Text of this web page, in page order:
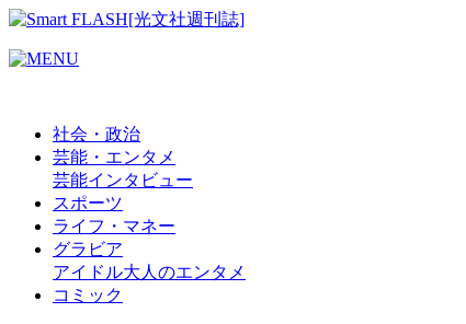
社会・政治
芸能・エンタメ
芸能インタビュー
スポーツ
ライフ・マネー
グラビア
アイドル大人のエンタメ
コミック